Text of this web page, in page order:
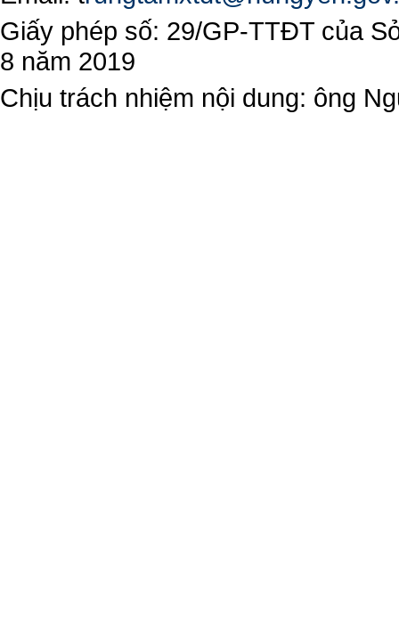
Giấy phép số: 29/GP-TTĐT của
8 năm 2019
Chịu trách nhiệm nội dung: ông